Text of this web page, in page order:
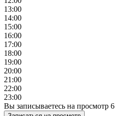
13:00
14:00
15:00
16:00
17:00
18:00
19:00
20:00
21:00
22:00
23:00
Вы записываетесь на просмотр 6